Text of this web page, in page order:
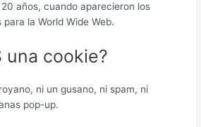
años, cuando aparecieron los
la World Wide Web.
una cookie?
ni un gusano, ni spam, ni
pop-up.